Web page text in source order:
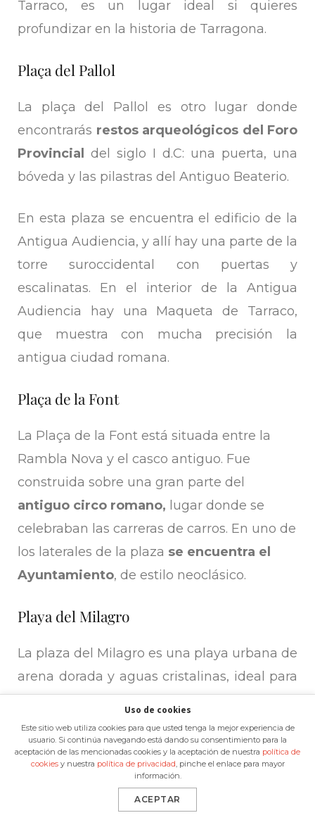
Tarraco, es un lugar ideal si quieres
profundizar en la historia de Tarragona.
Plaça del Pallol
La plaça del Pallol es otro lugar donde
encontrarás restos arqueológicos del Foro
Provincial
del siglo I d.C: una puerta, una
bóveda y las pilastras del Antiguo Beaterio.
En esta plaza se encuentra el edificio de la
Antigua Audiencia, y allí hay una parte de la
torre suroccidental con puertas y
escalinatas. En el interior de la Antigua
Audiencia hay una Maqueta de Tarraco,
que muestra con mucha precisión la
antigua ciudad romana.
Plaça de la Font
La Plaça de la Font está situada entre la
Rambla Nova y el casco antiguo. Fue
construida sobre una gran parte del
antiguo circo romano, lugar donde se
celebraban las carreras de carros. En uno de
los laterales de la plaza se encuentra el
Ayuntamiento, de estilo neoclásico.
Playa del Milagro
La plaza del Milagro es una playa urbana de
arena dorada y aguas cristalinas, ideal para
disfrutar de un día soleado en Tarragona.
También son populares en Tarragona la
Playa de la Savinosa y la Playa Larga.
El barrio pesquero El Serrallo
Uso de cookies
Este sitio web utiliza cookies para que usted tenga la mejor experiencia de
usuario. Si continúa navegando está dando su consentimiento para la
aceptación de las mencionadas cookies y la aceptación de nuestra política de
cookiesy nuestra política de privacidad, pinche el enlace para mayor
información.
ACEPTAR